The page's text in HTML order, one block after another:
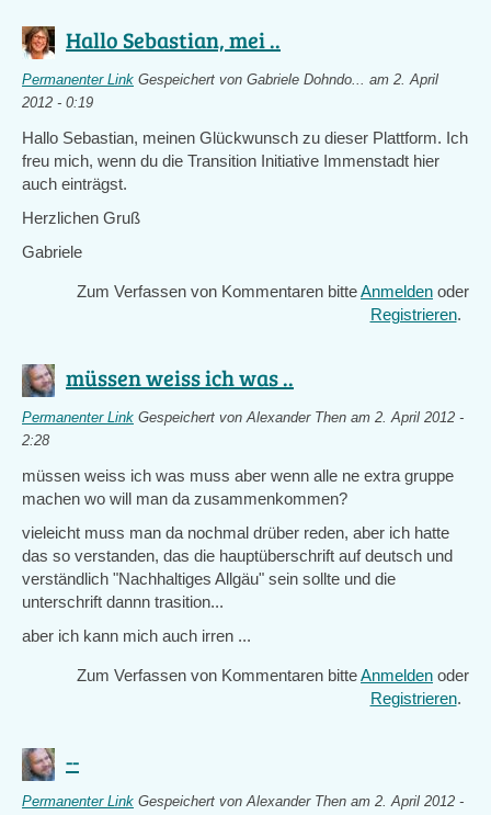
Hallo Sebastian, mei ..
Permanenter Link Gespeichert von Gabriele Dohndo... am 2. April
2012 - 0:19
Hallo Sebastian, meinen Glückwunsch zu dieser Plattform. Ich
freu mich, wenn du die Transition Initiative Immenstadt hier
auch einträgst.
Herzlichen Gruß
Gabriele
Zum Verfassen von Kommentaren bitteAnmelden oder
Registrieren.
müssen weiss ich was ..
Permanenter Link Gespeichert vonAlexander Then am 2. April 2012 -
2:28
müssen weiss ich was muss aber wenn alle ne extra gruppe
machen wo will man da zusammenkommen?
vieleicht muss man da nochmal drüber reden, aber ich hatte
das so verstanden, das die hauptüberschrift auf deutsch und
verständlich "Nachhaltiges Allgäu" sein sollte und die
unterschrift dannn trasition...
aber ich kann mich auch irren ...
Zum Verfassen von Kommentaren bitteAnmelden oder
Registrieren.
--
Permanenter Link Gespeichert vonAlexander Then am 2. April 2012 -